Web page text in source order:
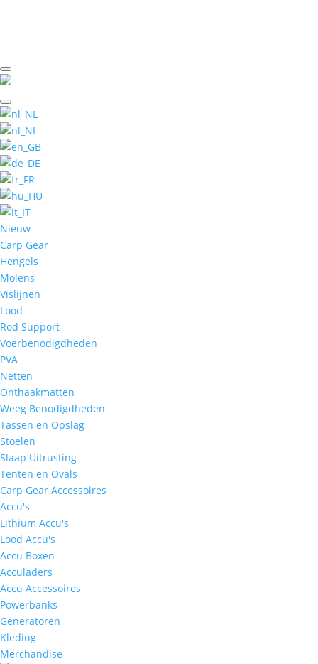
Nieuw
Carp Gear
Hengels
Molens
Vislijnen
Lood
Rod Support
Voerbenodigdheden
PVA
Netten
Onthaakmatten
Weeg Benodigdheden
Tassen en Opslag
Stoelen
Slaap Uitrusting
Tenten en Ovals
Carp Gear Accessoires
Accu's
Lithium Accu's
Lood Accu's
Accu Boxen
Acculaders
Accu Accessoires
Powerbanks
Generatoren
Kleding
Merchandise